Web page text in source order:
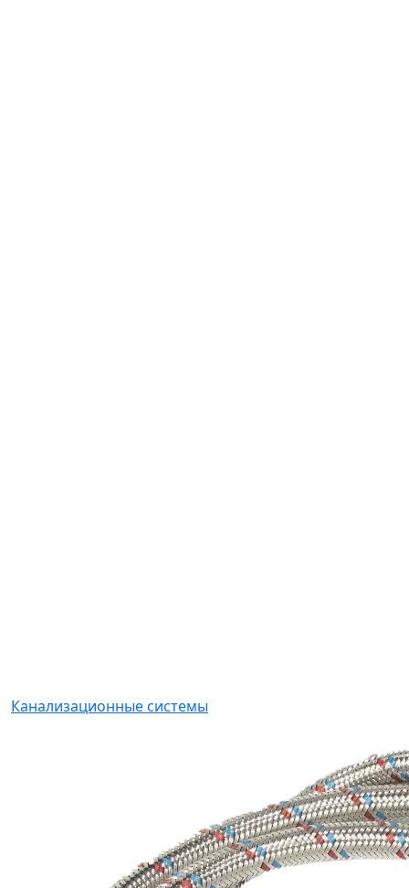
Канализационные системы